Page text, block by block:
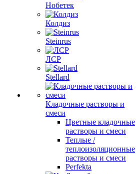
Нобетек
Колдиз
Steinrus
ЛСР
Stellard
Кладочные растворы и
смеси
Цветные кладочные
растворы и смеси
Теплые /
теплоизоляционные
растворы и смеси
Perfekta